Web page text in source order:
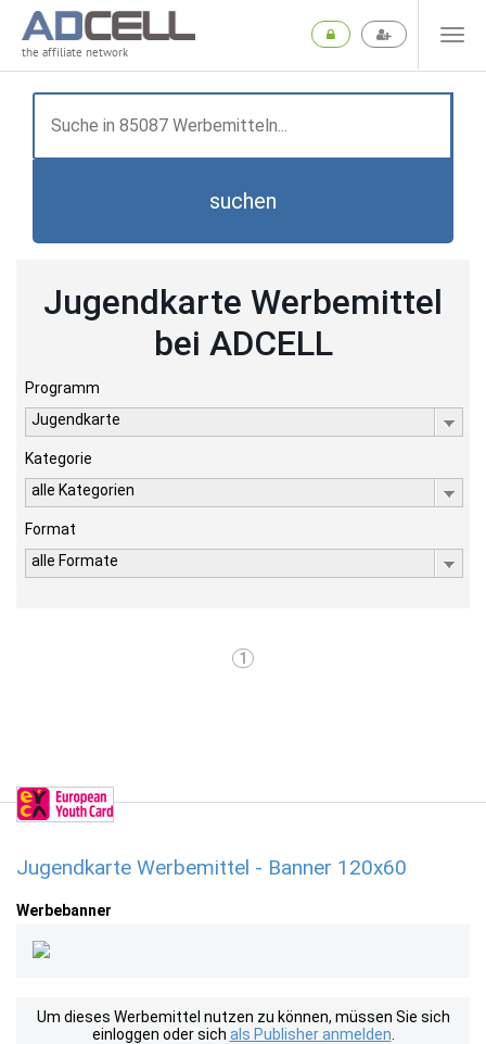
the affiliate network
suchen
Jugendkarte Werbemittel
bei ADCELL
Programm
Jugendkarte
Kategorie
alle Kategorien
Format
alle Formate
1
Jugendkarte Werbemittel - Banner 120x60
Werbebanner
Um dieses Werbemittel nutzen zu können, müssen Sie sich
einloggen oder sich als Publisher anmelden